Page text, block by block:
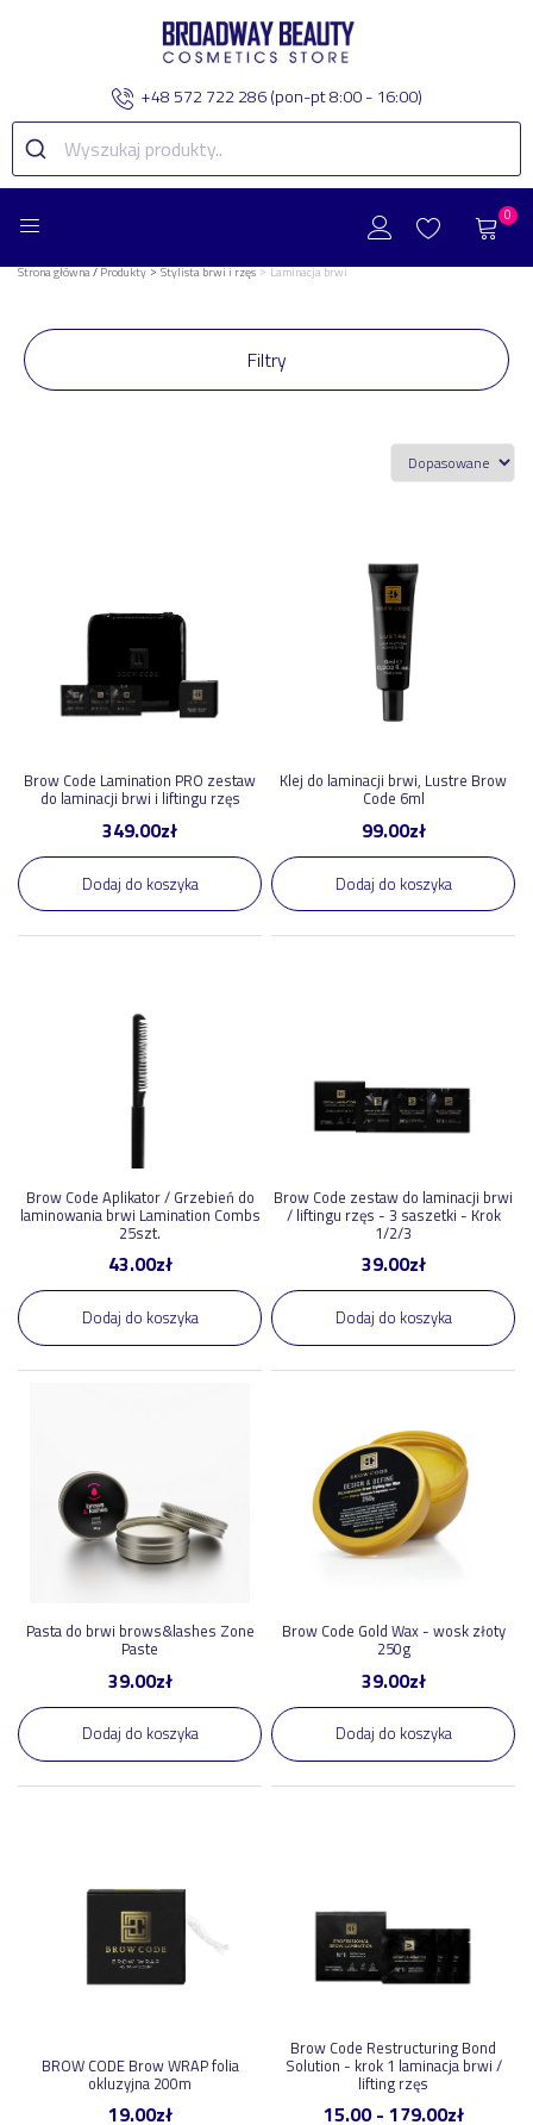
+48 572 722 286(pon-pt 8:00 - 16:00)
0
Strona główna/Produkty > Stylista brwi i rzęs > Laminacja brwi
Filtry
Pokaż nowości
Pokaż polecane
Producent
brow-code 8
laminacja
laminacja-brwi
laminacja-rzes
lifting-rzes 3
Brow Code Lamination PRO zestaw
do laminacji brwi i liftingu rzęs
349.00zł
Dodaj do koszyka
Klej do laminacji brwi, Lustre Brow
Code 6ml
99.00zł
Dodaj do koszyka
Brow Code Aplikator / Grzebień do
laminowania brwi Lamination Combs
25szt.
43.00zł
Dodaj do koszyka
Brow Code zestaw do laminacji brwi
/ liftingu rzęs - 3 saszetki - Krok
1/2/3
39.00zł
Dodaj do koszyka
Pasta do brwi brows&lashes Zone
Paste
39.00zł
Dodaj do koszyka
Brow Code Gold Wax - wosk złoty
250g
39.00zł
Dodaj do koszyka
BROW CODE Brow WRAP folia
okluzyjna 200m
19.00zł
Brow Code Restructuring Bond
Solution - krok 1 laminacja brwi /
lifting rzęs
15.00- 179.00zł